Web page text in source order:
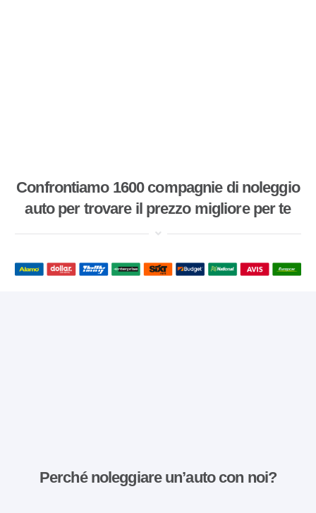
Confrontiamo 1600 compagnie di noleggio
auto per trovare il prezzo migliore per te
Perché noleggiare un’auto con noi?